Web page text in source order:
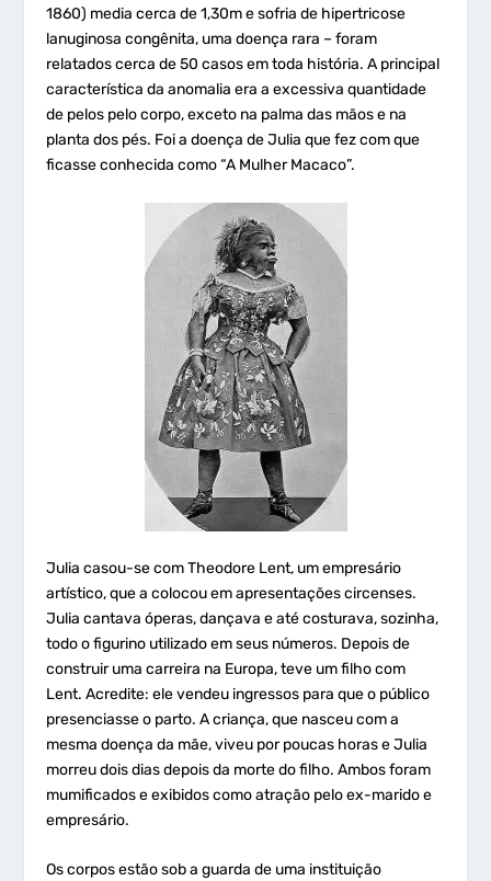
1860) media cerca de 1,30m e sofria de hipertricose
lanuginosa congênita, uma doença rara – foram
relatados cerca de 50 casos em toda história. A principal
característica da anomalia era a excessiva quantidade
de pelos pelo corpo, exceto na palma das mãos e na
planta dos pés. Foi a doença de Julia que fez com que
ficasse conhecida como “A Mulher Macaco”.
Julia casou-se com Theodore Lent, um empresário
artístico, que a colocou em apresentações circenses.
Julia cantava óperas, dançava e até costurava, sozinha,
todo o figurino utilizado em seus números. Depois de
construir uma carreira na Europa, teve um filho com
Lent. Acredite: ele vendeu ingressos para que o público
presenciasse o parto. A criança, que nasceu com a
mesma doença da mãe, viveu por poucas horas e Julia
morreu dois dias depois da morte do filho. Ambos foram
mumificados e exibidos como atração pelo ex-marido e
empresário.
Os corpos estão sob a guarda de uma instituição